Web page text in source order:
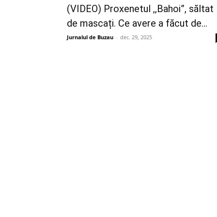
(VIDEO) Proxenetul ,,Bahoi”, săltat
de mascați. Ce avere a făcut de...
Jurnalul de Buzau - dec. 29, 2025